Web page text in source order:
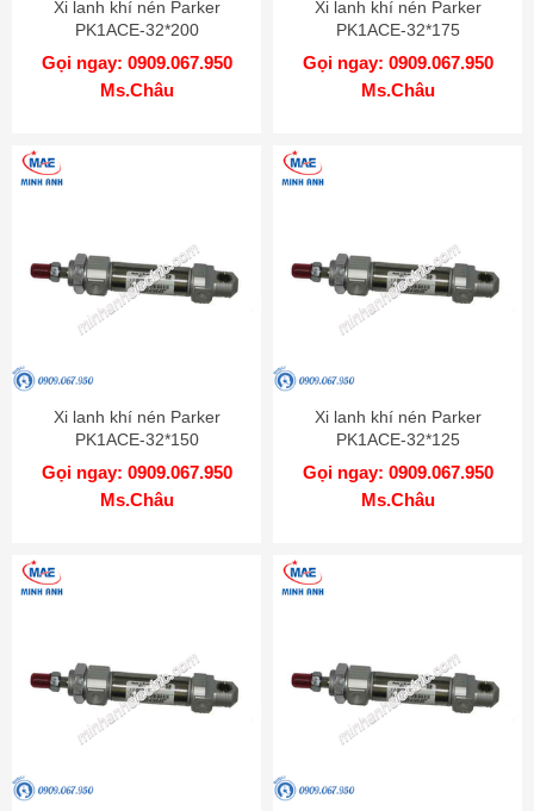
Xi lanh khí nén Parker
PK1ACE-32*200
Gọi ngay: 0909.067.950
Ms.Châu
Xi lanh khí nén Parker
PK1ACE-32*175
Gọi ngay: 0909.067.950
Ms.Châu
Xi lanh khí nén Parker
PK1ACE-32*150
Gọi ngay: 0909.067.950
Ms.Châu
Xi lanh khí nén Parker
PK1ACE-32*125
Gọi ngay: 0909.067.950
Ms.Châu